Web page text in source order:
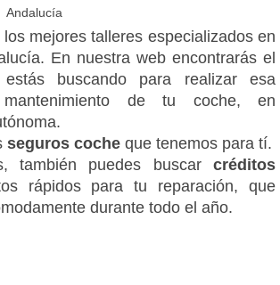
Andalucía
mejores talleres especializados en
En nuestra web encontrarás el
buscando para realizar esa
de tu coche, en
seguros coche que tenemos para tí.
también puedes buscar créditos
rápidos para tu reparación, que
durante todo el año.